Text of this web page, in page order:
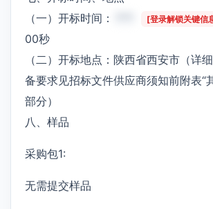
（一）开标时间：
[登录解锁关键信
00秒
（二）开标地点：陕西省西安市（详
备要求见招标文件供应商须知前附表“
部分）
八、样品
采购包1:
无需提交样品